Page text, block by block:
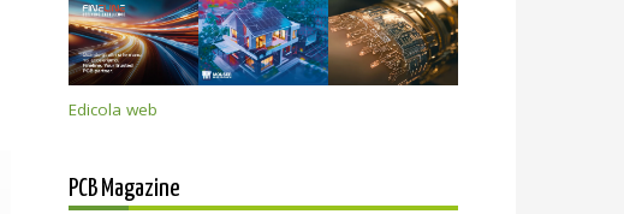
Edicola web
PCB Magazine